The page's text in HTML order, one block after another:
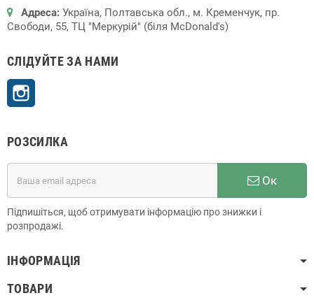
Адреса: Україна, Полтавська обл., м. Кременчук, пр.
Свободи, 55, ТЦ "Меркурій" (біля McDonald's)
СЛІДУЙТЕ ЗА НАМИ
РОЗСИЛКА
Ок
Підпишіться, щоб отримувати інформацію про знижки і
розпродажі.
ІНФОРМАЦІЯ
ТОВАРИ